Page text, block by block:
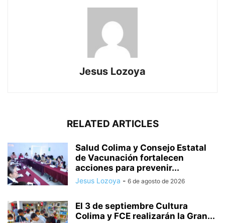
Jesus Lozoya
RELATED ARTICLES
Salud Colima y Consejo Estatal
de Vacunación fortalecen
acciones para prevenir...
Jesus Lozoya - 6 de agosto de 2026
El 3 de septiembre Cultura
Colima y FCE realizarán la Gran...